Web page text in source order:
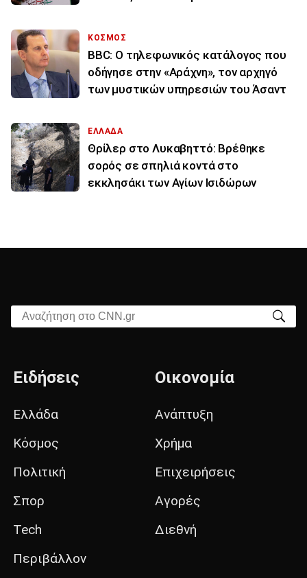
ΚΟΣΜΟΣ
BBC: Ο τηλεφωνικός κατάλογος που
οδήγησε στην «Αράχνη», τον αρχηγό
των μυστικών υπηρεσιών του Άσαντ
ΕΛΛΑΔΑ
Θρίλερ στο Λυκαβηττό: Βρέθηκε
σορός σε σπηλιά κοντά στο
εκκλησάκι των Αγίων Ισιδώρων
Αναζήτηση στο CNN.gr
Ειδήσεις
Ελλάδα
Κόσμος
Πολιτική
Σπορ
Tech
Περιβάλλον
Οικονομία
Ανάπτυξη
Χρήμα
Επιχειρήσεις
Αγορές
Διεθνή